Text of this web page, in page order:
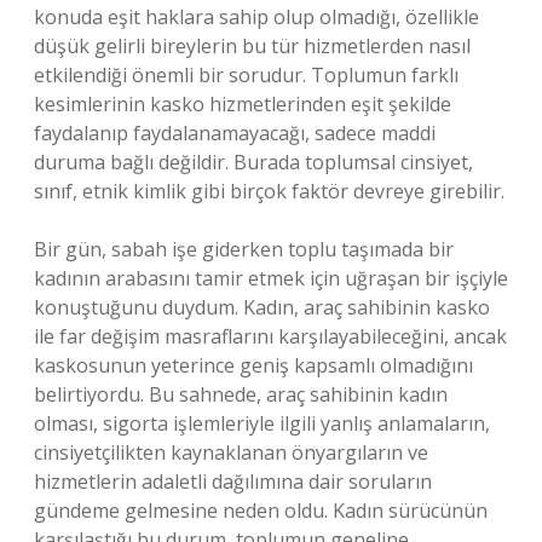
konuda eşit haklara sahip olup olmadığı, özellikle
düşük gelirli bireylerin bu tür hizmetlerden nasıl
etkilendiği önemli bir sorudur. Toplumun farklı
kesimlerinin kasko hizmetlerinden eşit şekilde
faydalanıp faydalanamayacağı, sadece maddi
duruma bağlı değildir. Burada toplumsal cinsiyet,
sınıf, etnik kimlik gibi birçok faktör devreye girebilir.
Bir gün, sabah işe giderken toplu taşımada bir
kadının arabasını tamir etmek için uğraşan bir işçiyle
konuştuğunu duydum. Kadın, araç sahibinin kasko
ile far değişim masraflarını karşılayabileceğini, ancak
kaskosunun yeterince geniş kapsamlı olmadığını
belirtiyordu. Bu sahnede, araç sahibinin kadın
olması, sigorta işlemleriyle ilgili yanlış anlamaların,
cinsiyetçilikten kaynaklanan önyargıların ve
hizmetlerin adaletli dağılımına dair soruların
gündeme gelmesine neden oldu. Kadın sürücünün